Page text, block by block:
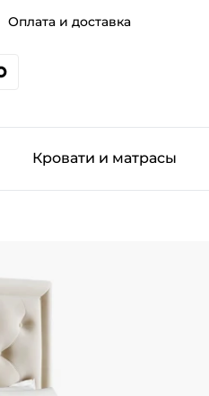
Оплата и доставка
Кровати и матрасы